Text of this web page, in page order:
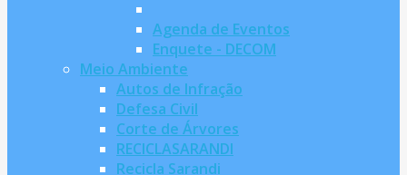
Agenda de Eventos
Enquete - DECOM
Meio Ambiente
Autos de Infração
Defesa Civil
Corte de Árvores
RECICLASARANDI
Recicla Sarandi